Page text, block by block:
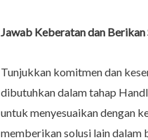
Jawab Keberatan dan Berikan
Tunjukkan komitmen dan
dibutuhkan dalam tahap
untuk menyesuaikan dengan
memberikan solusi lain dalam